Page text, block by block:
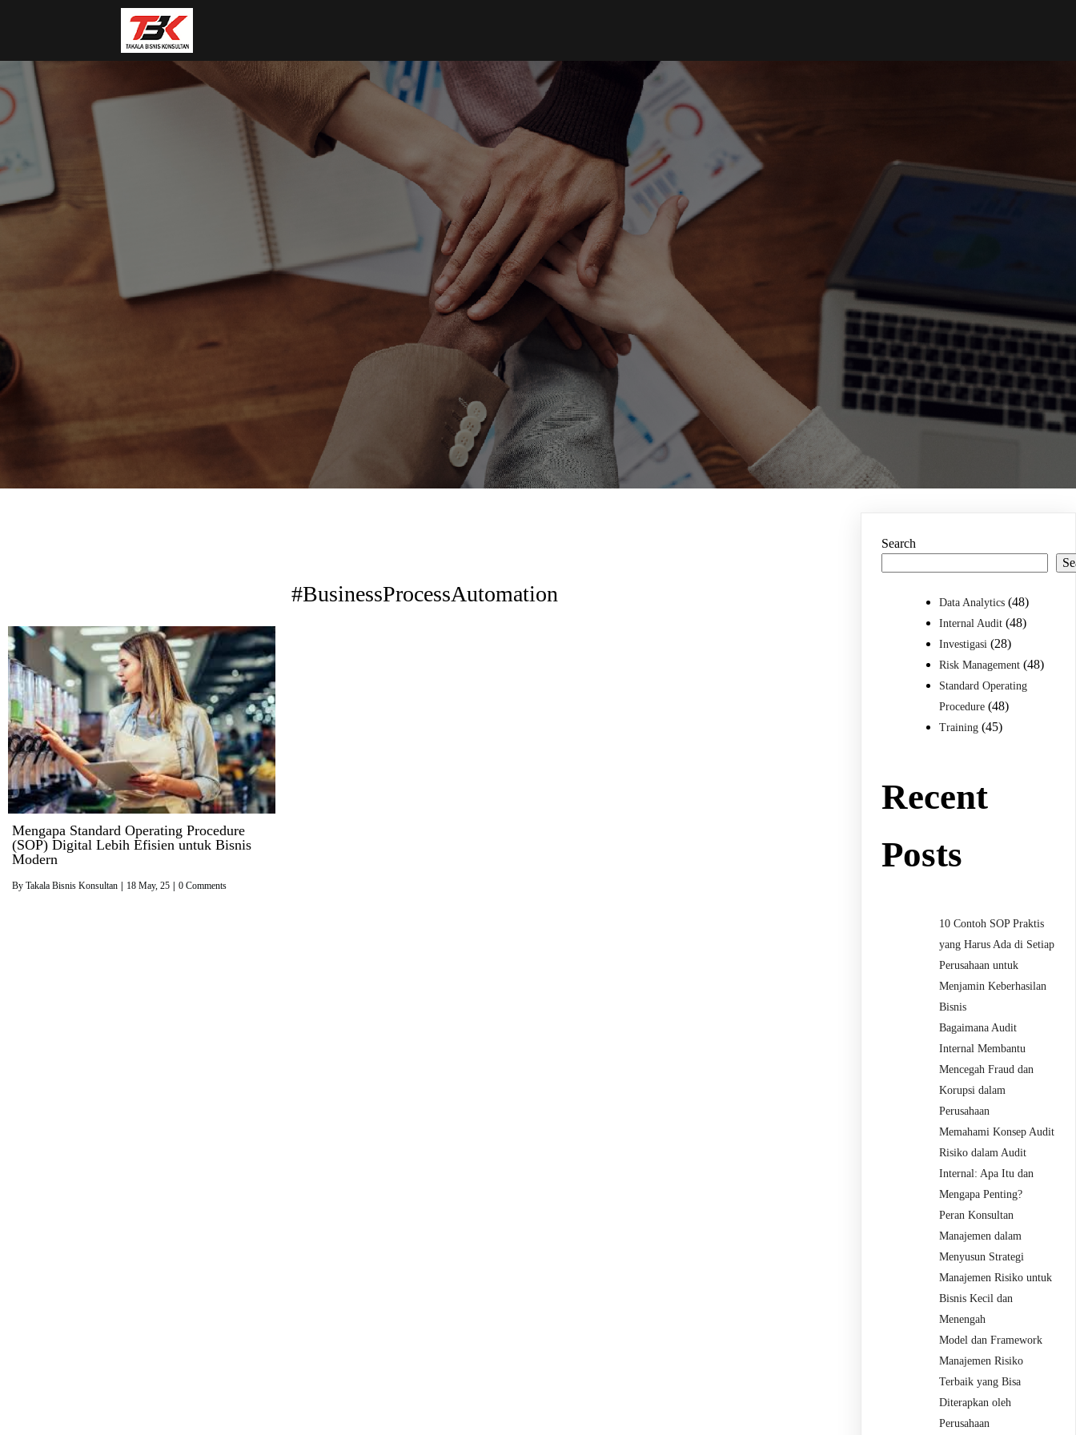
#BusinessProcessAutomation
Mengapa Standard Operating Procedure
(SOP) Digital Lebih Efisien untuk Bisnis
Modern
By Takala Bisnis Konsultan 18 May, 25 0 Comments
Search
Data Analytics (48)
Internal Audit (48)
Investigasi (28)
Risk Management (48)
Standard Operating
Procedure (48)
Training (45)
Recent
Posts
10 Contoh SOP Praktis
yang Harus Ada di Setiap
Perusahaan untuk
Menjamin Keberhasilan
Bisnis
Bagaimana Audit
Internal Membantu
Mencegah Fraud dan
Korupsi dalam
Perusahaan
Memahami Konsep Audit
Risiko dalam Audit
Internal: Apa Itu dan
Mengapa Penting?
Peran Konsultan
Manajemen dalam
Menyusun Strategi
Manajemen Risiko untuk
Bisnis Kecil dan
Menengah
Model dan Framework
Manajemen Risiko
Terbaik yang Bisa
Diterapkan oleh
Perusahaan